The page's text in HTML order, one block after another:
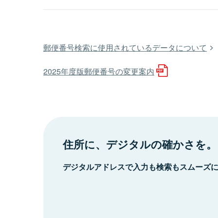
郵便番号検索に使用されているデータについて
2025年度版郵便番号の変更案内
住所に、デジタルの確かさを。
デジタルアドレスで入力も検索もスムーズ